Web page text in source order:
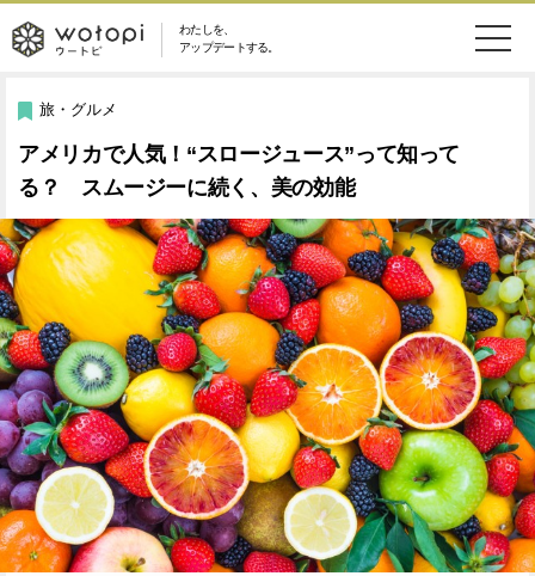
わたしを、
アップデートする。
wotopi
-
ウ
ー
ト
ピ
メ
ニ
ュ
ー
恋愛・結婚
美容・コスメ 妊娠・出産
健康 ワークスタイル
ライフスタイル ファッション
ソーシャル SDGs
アイテム
検
索
ウートピとは？
旅・グルメ
アメリカで人気！“スロージュース”って知って
る？ スムージーに続く、美の効能